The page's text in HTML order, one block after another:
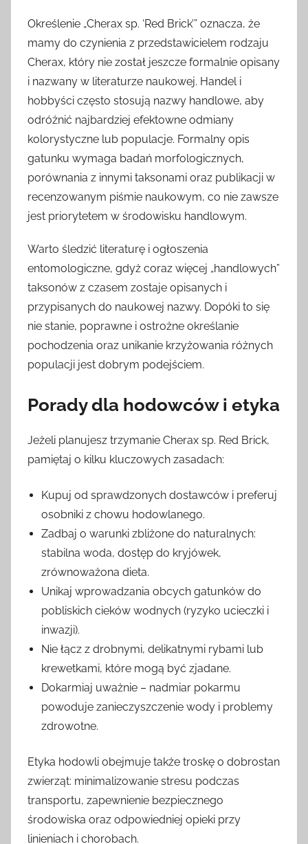
Określenie „Cherax sp. ‘Red Brick’” oznacza, że
mamy do czynienia z przedstawicielem rodzaju
Cherax, który nie został jeszcze formalnie opisany
i nazwany w literaturze naukowej. Handel i
hobbyści często stosują nazwy handlowe, aby
odróżnić najbardziej efektowne odmiany
kolorystyczne lub populacje. Formalny opis
gatunku wymaga badań morfologicznych,
porównania z innymi taksonami oraz publikacji w
recenzowanym piśmie naukowym, co nie zawsze
jest priorytetem w środowisku handlowym.
Warto śledzić literaturę i ogłoszenia
entomologiczne, gdyż coraz więcej „handlowych”
taksonów z czasem zostaje opisanych i
przypisanych do naukowej nazwy. Dopóki to się
nie stanie, poprawne i ostrożne określanie
pochodzenia oraz unikanie krzyżowania różnych
populacji jest dobrym podejściem.
Porady dla hodowców i etyka
Jeżeli planujesz trzymanie Cherax sp. Red Brick,
pamiętaj o kilku kluczowych zasadach:
Kupuj od sprawdzonych dostawców i preferuj
osobniki z chowu hodowlanego.
Zadbaj o warunki zbliżone do naturalnych:
stabilna woda, dostęp do kryjówek,
zrównoważona dieta.
Unikaj wprowadzania obcych gatunków do
pobliskich cieków wodnych (ryzyko ucieczki i
inwazji).
Nie łącz z drobnymi, delikatnymi rybami lub
krewetkami, które mogą być zjadane.
Dokarmiaj uważnie – nadmiar pokarmu
powoduje zanieczyszczenie wody i problemy
zdrowotne.
Etyka hodowli obejmuje także troskę o dobrostan
zwierząt: minimalizowanie stresu podczas
transportu, zapewnienie bezpiecznego
środowiska oraz odpowiedniej opieki przy
linieniach i chorobach.